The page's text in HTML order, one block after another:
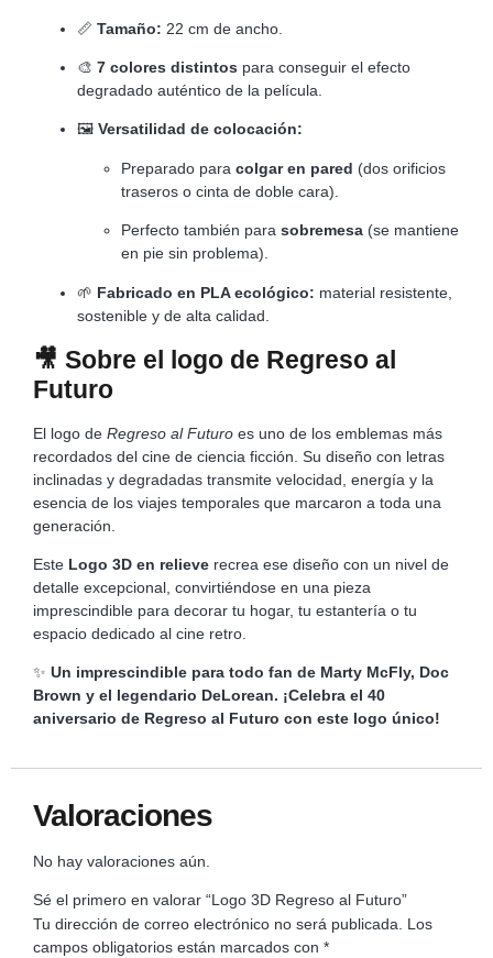
📏 Tamaño: 22 cm de ancho.
🎨 7 colores distintos para conseguir el efecto
degradado auténtico de la película.
🖼️ Versatilidad de colocación:
Preparado para colgar en pared (dos orificios
traseros o cinta de doble cara).
Perfecto también para sobremesa (se mantiene
en pie sin problema).
🌱 Fabricado en PLA ecológico: material resistente,
sostenible y de alta calidad.
🎥 Sobre el logo de Regreso al
Futuro
El logo de Regreso al Futuro es uno de los emblemas más
recordados del cine de ciencia ficción. Su diseño con letras
inclinadas y degradadas transmite velocidad, energía y la
esencia de los viajes temporales que marcaron a toda una
generación.
Este Logo 3D en relieve recrea ese diseño con un nivel de
detalle excepcional, convirtiéndose en una pieza
imprescindible para decorar tu hogar, tu estantería o tu
espacio dedicado al cine retro.
✨ Un imprescindible para todo fan de Marty McFly, Doc
Brown y el legendario DeLorean. ¡Celebra el 40
aniversario de Regreso al Futuro con este logo único!
Valoraciones
No hay valoraciones aún.
Sé el primero en valorar “Logo 3D Regreso al Futuro”
Tu dirección de correo electrónico no será publicada.
Los
campos obligatorios están marcados con *